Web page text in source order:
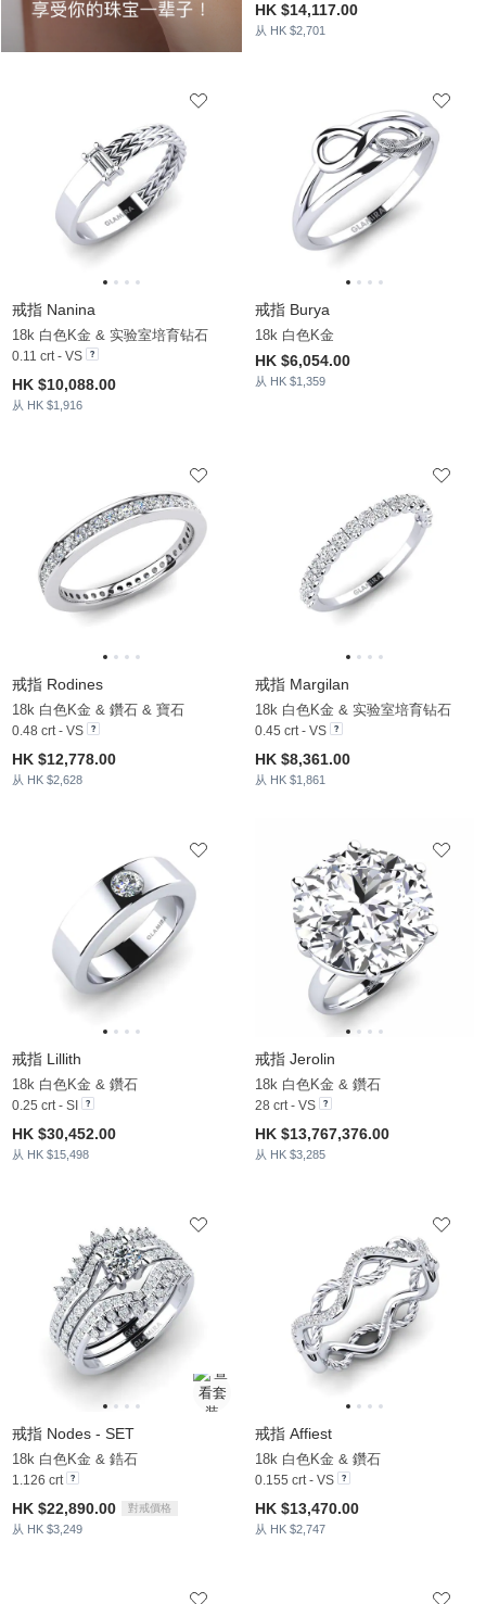
HK $14,117.00
从 HK $2,701
戒指 Nanina
18k 白色K金 & 实验室培育钻石
0.11 crt - VS
HK $10,088.00
从 HK $1,916
戒指 Burya
18k 白色K金
HK $6,054.00
从 HK $1,359
戒指 Rodines
18k 白色K金 & 鑽石 & 寶石
0.48 crt - VS
HK $12,778.00
从 HK $2,628
戒指 Margilan
18k 白色K金 & 实验室培育钻石
0.45 crt - VS
HK $8,361.00
从 HK $1,861
戒指 Lillith
18k 白色K金 & 鑽石
0.25 crt - SI
HK $30,452.00
从 HK $15,498
戒指 Jerolin
18k 白色K金 & 鑽石
28 crt - VS
HK $13,767,376.00
从 HK $3,285
戒指 Nodes - SET
18k 白色K金 & 鋯石
1.126 crt
HK $22,890.00 對戒價格
从 HK $3,249
戒指 Affiest
18k 白色K金 & 鑽石
0.155 crt - VS
HK $13,470.00
从 HK $2,747